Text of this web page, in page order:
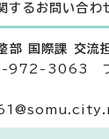
する お問い合わ
部 国際課 交流
972-3063 フ